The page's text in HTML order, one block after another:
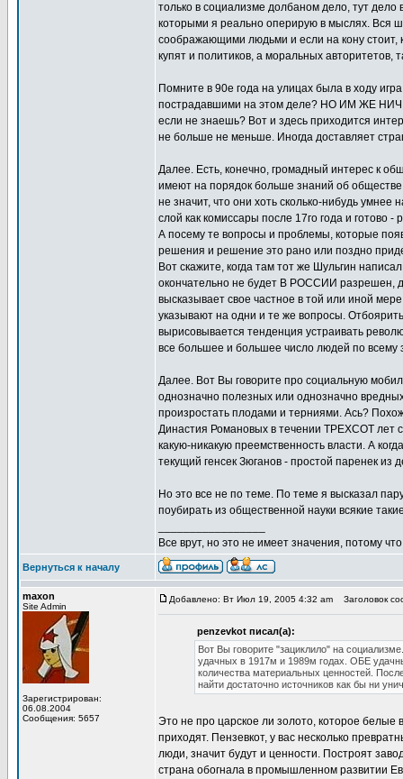
только в социализме долбаном дело, тут дело
которыми я реально оперирую в мыслях. Вся
соображающими людьми и если на кону стоит,
купят и политиков, а моральных авторитетов,
Помните в 90е года на улицах была в ходу
пострадавшими на этом деле? НО ИМ ЖЕ
если не знаешь? Вот и здесь приходится
не больше не меньше. Иногда доставляет
Далее. Есть, конечно, громадный интерес к
имеют на порядок больше знаний об
не значит, что они хоть сколько-нибудь
слой как комиссары после 17го года и готово
А посему те вопросы и проблемы, которые
решения и решение это рано или поздно
Вот скажите, когда там тот же Шульгин
окончательно не будет В РОССИИ разрешен,
высказывает свое частное в той или иной
указывают на одни и те же вопросы.
вырисовывается тенденция устраивать
все большее и большее число людей по всему
Далее. Вот Вы говорите про социальную
однозначно полезных или однозначно
произростать плодами и терниями. Ась?
Династия Романовых в течении ТРЕХСОТ лет
какую-никакую преемственность власти. А
текущий генсек Зюганов - простой паренек
Но это все не по теме. По теме я высказал
поубирать из общественной науки всякие
Все врут, но это не имеет значения, потому
Вернуться к началу
maxon
Site Admin
Зарегистрирован:
06.08.2004
Сообщения: 5657
Добавлено: Вт Июл 19, 2005 4:32 am Заголовок
penzevkot писал(а):
Вот Вы говорите "зациклило" на
удачных в 1917м и 1989м годах. ОБЕ
количества материальных ценностей.
найти достаточно источников как бы ни
Это не про царское ли золото, которое
приходят. Пензевкот, у вас несколько
люди, значит будут и ценности. Построят
страна обогнала в промышленном развитии